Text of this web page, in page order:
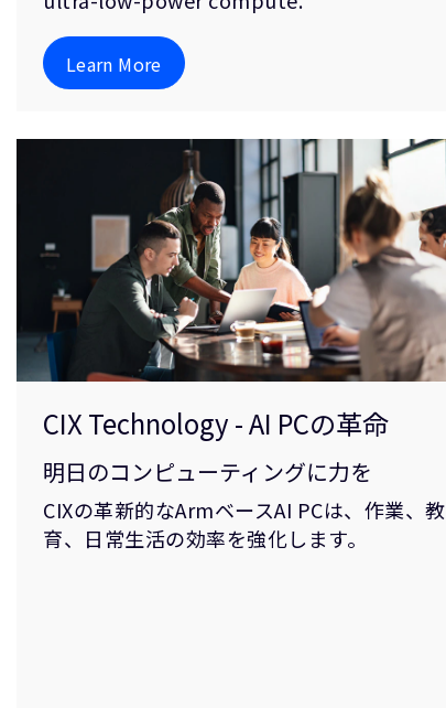
Learn More
CIX Technology - AI PCの革命
明日のコンピューティングに力を
CIXの革新的なArmベースAI PCは、作業、教
育、日常生活の効率を強化します。